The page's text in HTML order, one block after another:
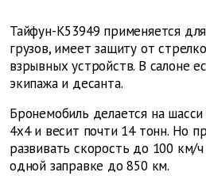
Тайфун-К53949 применяется
грузов, имеет защиту от
взрывных устройств. В салоне
экипажа и десанта.
Бронемобиль делается на
4х4 и весит почти 14 тонн. Но
развивать скорость до 100 км/
одной заправке до 850 км.